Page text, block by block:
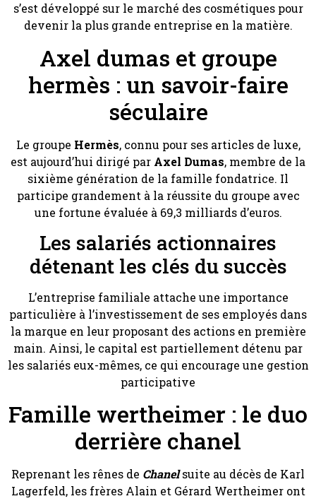
s’est développé sur le marché des cosmétiques pour
devenir la plus grande entreprise en la matière.
Axel dumas et groupe
hermès : un savoir-faire
séculaire
Le groupe Hermès, connu pour ses articles de luxe,
est aujourd’hui dirigé par Axel Dumas, membre de la
sixième génération de la famille fondatrice. Il
participe grandement à la réussite du groupe avec
une fortune évaluée à 69,3 milliards d’euros.
Les salariés actionnaires
détenant les clés du succès
L’entreprise familiale attache une importance
particulière à l’investissement de ses employés dans
la marque en leur proposant des actions en première
main. Ainsi, le capital est partiellement détenu par
les salariés eux-mêmes, ce qui encourage une gestion
participative
Famille wertheimer : le duo
derrière chanel
Reprenant les rênes de Chanelsuite au décès de Karl
Lagerfeld, les frères Alain et Gérard Wertheimer ont